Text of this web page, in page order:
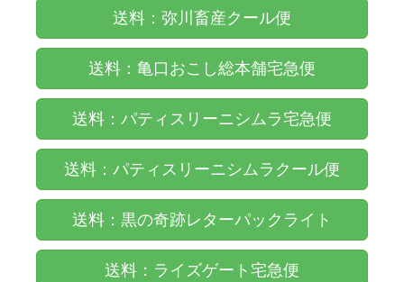
送料：弥川畜産クール便
送料：亀口おこし総本舗宅急便
送料：パティスリーニシムラ宅急便
送料：パティスリーニシムラクール便
送料：黒の奇跡レターパックライト
送料：ライズゲート宅急便